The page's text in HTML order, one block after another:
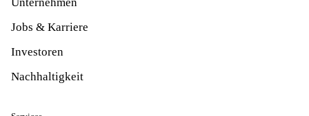
Jobs & Karriere
Investoren
Nachhaltigkeit